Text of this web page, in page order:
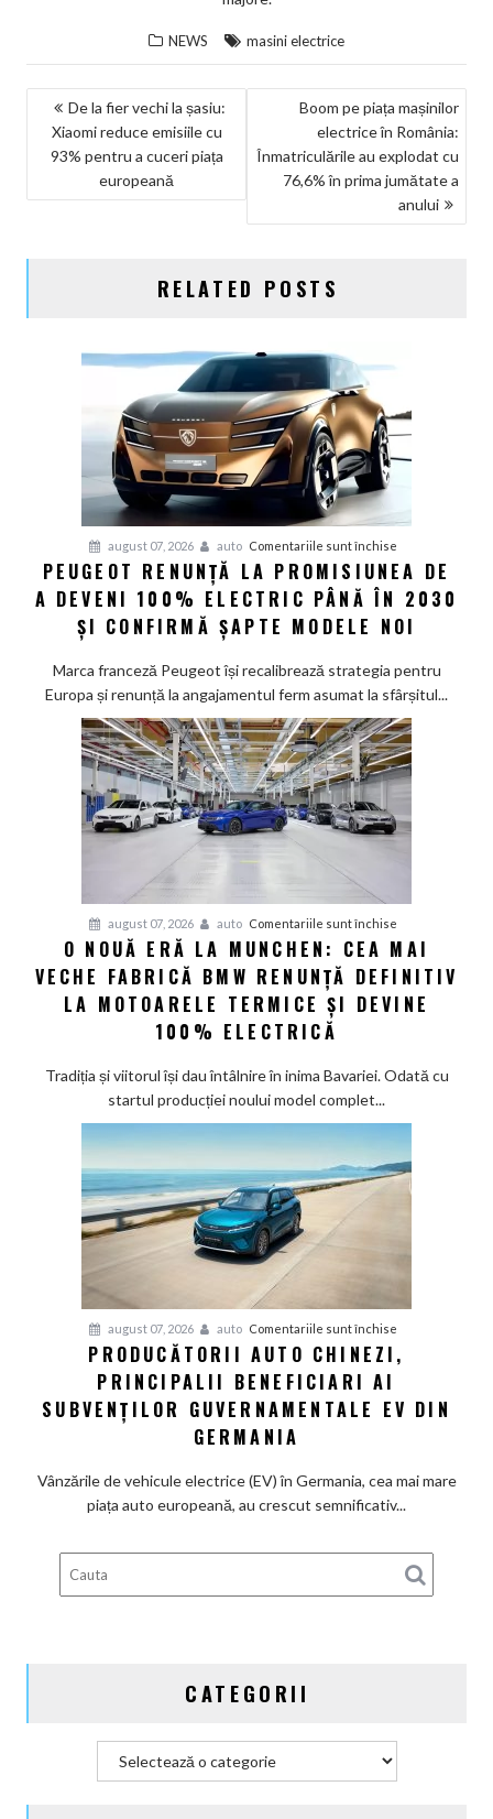
NEWS masini electrice
NAVIGARE
ÎN
ARTICOLE
De la fier vechi la șasiu:
Xiaomi reduce emisiile cu
93% pentru a cuceri piața
europeană
Boom pe piața mașinilor
electrice în România:
Înmatriculările au explodat cu
76,6% în prima jumătate a
anului
RELATED POSTS
august 07, 2026 auto Comentariile sunt închise
Peugeot
renunță
la
de
a
100%
electric
până
2030
șapte
noi
PEUGEOT RENUNȚĂ LA PROMISIUNEA DE
A DEVENI 100% ELECTRIC PÂNĂ ÎN 2030
ȘI CONFIRMĂ ȘAPTE MODELE NOI
Marca franceză Peugeot își recalibrează strategia pentru
Europa și renunță la angajamentul ferm asumat la sfârșitul...
august 07, 2026 auto Comentariile sunt închise
O
nouă
eră
Cea
BMW
renunță
și
100%
O NOUĂ ERĂ LA MUNCHEN: CEA MAI
VECHE FABRICĂ BMW RENUNȚĂ DEFINITIV
LA MOTOARELE TERMICE ȘI DEVINE
100% ELECTRICĂ
Tradiția și viitorul își dau întâlnire în inima Bavariei. Odată cu
startul producției noului model complet...
august 07, 2026 auto Comentariile sunt închise
chinezi,
din
Germania
PRODUCĂTORII AUTO CHINEZI,
PRINCIPALII BENEFICIARI AI
SUBVENȚILOR GUVERNAMENTALE EV DIN
GERMANIA
Vânzările de vehicule electrice (EV) în Germania, cea mai mare
piața auto europeană, au crescut semnificativ...
CATEGORII